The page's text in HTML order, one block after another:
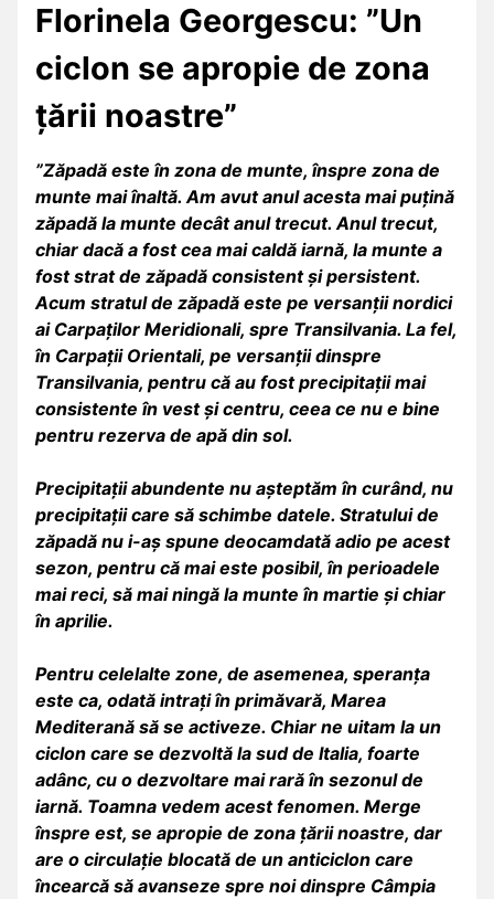
Florinela Georgescu: ”Un
ciclon se apropie de zona
țării noastre”
”Zăpadă este în zona de munte, înspre zona de
munte mai înaltă. Am avut anul acesta mai puțină
zăpadă la munte decât anul trecut. Anul trecut,
chiar dacă a fost cea mai caldă iarnă, la munte a
fost strat de zăpadă consistent și persistent.
Acum stratul de zăpadă este pe versanții nordici
ai Carpaților Meridionali, spre Transilvania. La fel,
în Carpații Orientali, pe versanții dinspre
Transilvania, pentru că au fost precipitații mai
consistente în vest și centru, ceea ce nu e bine
pentru rezerva de apă din sol.
Precipitații abundente nu așteptăm în curând, nu
precipitații care să schimbe datele. Stratului de
zăpadă nu i-aș spune deocamdată adio pe acest
sezon, pentru că mai este posibil, în perioadele
mai reci, să mai ningă la munte în martie și chiar
în aprilie.
Pentru celelalte zone, de asemenea, speranța
este ca, odată intrați în primăvară, Marea
Mediterană să se activeze. Chiar ne uitam la un
ciclon care se dezvoltă la sud de Italia, foarte
adânc, cu o dezvoltare mai rară în sezonul de
iarnă. Toamna vedem acest fenomen. Merge
înspre est, se apropie de zona țării noastre, dar
are o circulație blocată de un anticiclon care
încearcă să avanseze spre noi dinspre Câmpia